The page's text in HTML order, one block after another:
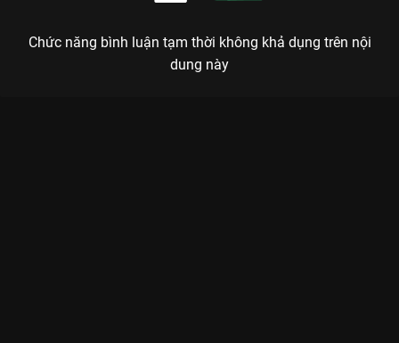
Chức năng bình luận tạm thời không khả dụng trên nội
dung này